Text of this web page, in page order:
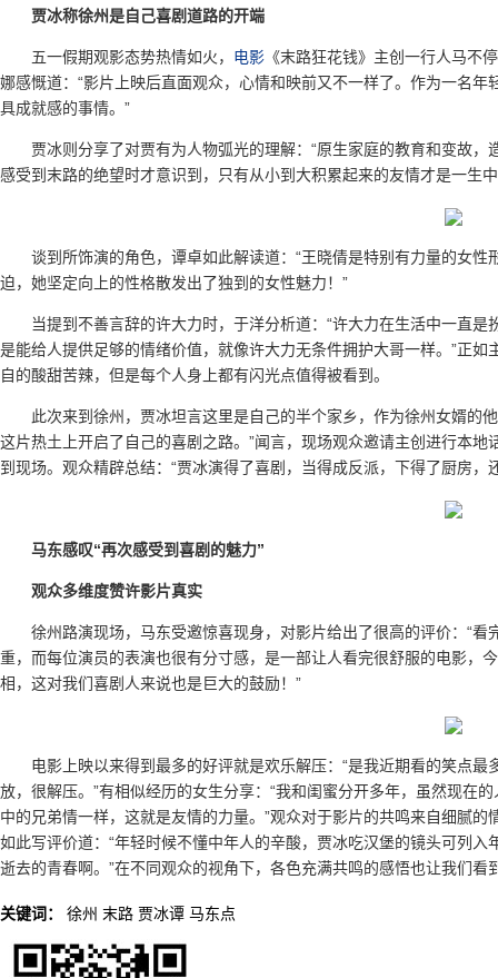
贾冰称徐州是自己喜剧道路的开端
五一假期观影态势热情如火， 电影 《末路狂花钱》主创一行人马不
娜感慨道：“影片上映后直面观众，心情和映前又不一样了。作为一名
具成就感的事情。”
贾冰则分享了对贾有为人物弧光的理解：“原生家庭的教育和变故
感受到末路的绝望时才意识到，只有从小到大积累起来的友情才是一生
谈到所饰演的角色，谭卓如此解读道：“王晓倩是特别有力量的女
迫，她坚定向上的性格散发出了独到的女性魅力！”
当提到不善言辞的许大力时，于洋分析道：“许大力在生活中一直
是能给人提供足够的情绪价值，就像许大力无条件拥护大哥一样。”正
自的酸甜苦辣，但是每个人身上都有闪光点值得被看到。
此次来到徐州，贾冰坦言这里是自己的半个家乡，作为徐州女婿的
这片热土上开启了自己的喜剧之路。”闻言，现场观众邀请主创进行本
到现场。观众精辟总结：“贾冰演得了喜剧，当得成反派，下得了厨房
马东感叹“再次感受到喜剧的魅力”
观众多维度赞许影片真实
徐州路演现场，马东受邀惊喜现身，对影片给出了很高的评价：“看
重，而每位演员的表演也很有分寸感，是一部让人看完很舒服的电影，
相，这对我们喜剧人来说也是巨大的鼓励！”
电影上映以来得到最多的好评就是欢乐解压：“是我近期看的笑点
放，很解压。”有相似经历的女生分享：“我和闺蜜分开多年，虽然现在
中的兄弟情一样，这就是友情的力量。”观众对于影片的共鸣来自细腻
如此写评价道：“年轻时候不懂中年人的辛酸，贾冰吃汉堡的镜头可列
逝去的青春啊。”在不同观众的视角下，各色充满共鸣的感悟也让我们看
关键词： 徐州 末路 贾冰谭 马东点